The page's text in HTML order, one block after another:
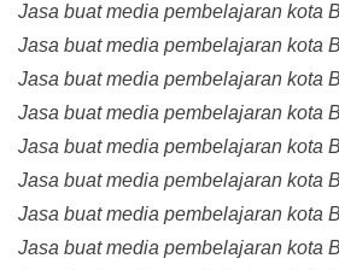
Jasa buat media pembelajaran kota
Jasa buat media pembelajaran kota
Jasa buat media pembelajaran kota
Jasa buat media pembelajaran kota
Jasa buat media pembelajaran kota
Jasa buat media pembelajaran kota
Jasa buat media pembelajaran kota
Jasa buat media pembelajaran kota